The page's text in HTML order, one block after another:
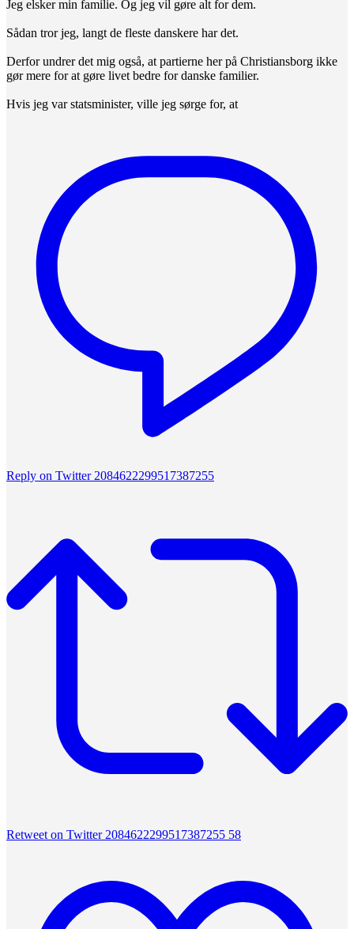
Jeg elsker min familie. Og jeg vil gøre alt for dem.
Sådan tror jeg, langt de fleste danskere har det.
Derfor undrer det mig også, at partierne her på Christiansborg ikke
gør mere for at gøre livet bedre for danske familier.
Hvis jeg var statsminister, ville jeg sørge for, at
Reply on Twitter 2084622299517387255
Retweet on Twitter 2084622299517387255 58